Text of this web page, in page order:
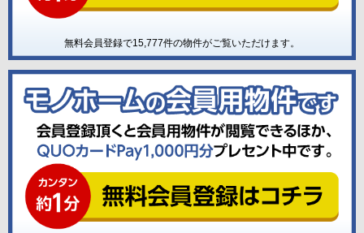
無料会員登録で15,777件の物件がご覧いただけます。